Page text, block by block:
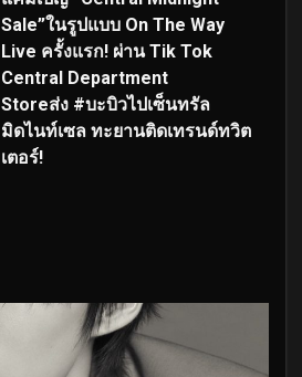
Sale”ในรูปแบบ On The Way
Live ครั้งแรก! ผ่าน Tik Tok
Central Department
Storeส่ง #บะบิวไปเซ็นทรัล
มิดไนท์เซล ทะยานติดเทรนด์ทวิต
เตอร์!